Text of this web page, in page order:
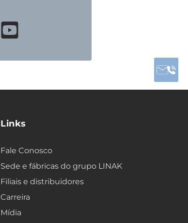
Links
Fale Conosco
Sede e fábricas do grupo LINAK
Filiais e distribuidores
Carreira
Mídia